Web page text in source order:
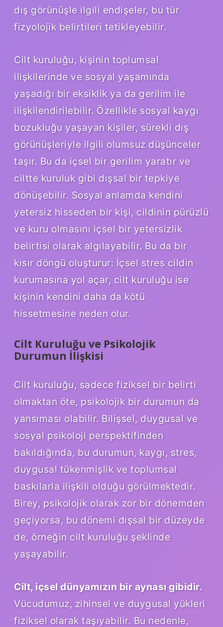
dış görünüşle ilgili endişeler, bu tür
fizyolojik belirtileri tetikleyebilir.
Cilt kuruluğu, kişinin toplumsal
ilişkilerinde ve sosyal yaşamında
yaşadığı bir eksiklik ya da gerilim ile
ilişkilendirilebilir. Özellikle sosyal kaygı
bozukluğu yaşayan kişiler, sürekli dış
görünüşleriyle ilgili olumsuz düşünceler
taşır. Bu da içsel bir gerilim yaratır ve
ciltte kuruluk gibi dışsal bir tepkiye
dönüşebilir. Sosyal anlamda kendini
yetersiz hisseden bir kişi, cildinin pürüzlü
ve kuru olmasını içsel bir yetersizlik
belirtisi olarak algılayabilir. Bu da bir
kısır döngü oluşturur: İçsel stres cildin
kurumasına yol açar, cilt kuruluğu ise
kişinin kendini daha da kötü
hissetmesine neden olur.
Cilt Kuruluğu ve Psikolojik
Durumun İlişkisi
Cilt kuruluğu, sadece fiziksel bir belirti
olmaktan öte, psikolojik bir durumun da
yansıması olabilir. Bilişsel, duygusal ve
sosyal psikoloji perspektifinden
bakıldığında, bu durumun, kaygı, stres,
duygusal tükenmişlik ve toplumsal
baskılarla ilişkili olduğu görülmektedir.
Birey, psikolojik olarak zor bir dönemden
geçiyorsa, bu dönemi dışsal bir düzeyde
de, örneğin cilt kuruluğu şeklinde
yaşayabilir.
Cilt, içsel dünyamızın bir aynası gibidir.
Vücudumuz, zihinsel ve duygusal yükleri
fiziksel olarak taşıyabilir. Bu nedenle,